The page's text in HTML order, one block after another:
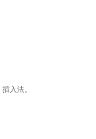
入法。